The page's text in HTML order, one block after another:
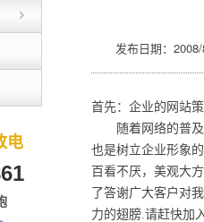
电
发布日期：
首先：企业的网站策
随着网络的普及与
也是树立企业形象
百看不厌，美观大
了答谢广大客户对
力的翅膀.请赶快加